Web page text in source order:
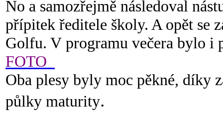
No a samozřejmě následoval
přípitek ředitele školy. A opět se
Golfu. V programu večera bylo i
FOTO
Oba plesy byly moc pěkné, díky
půlky maturity.